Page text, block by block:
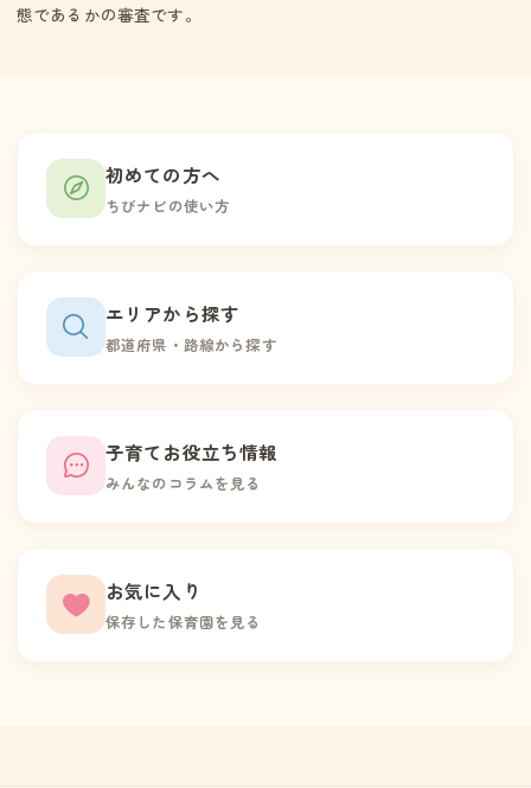
態であるかの審査です。
初めての方へ
ちびナビの使い方
エリアから探す
都道府県・路線から探す
子育てお役立ち情報
みんなのコラムを見る
お気に入り
保存した保育園を見る